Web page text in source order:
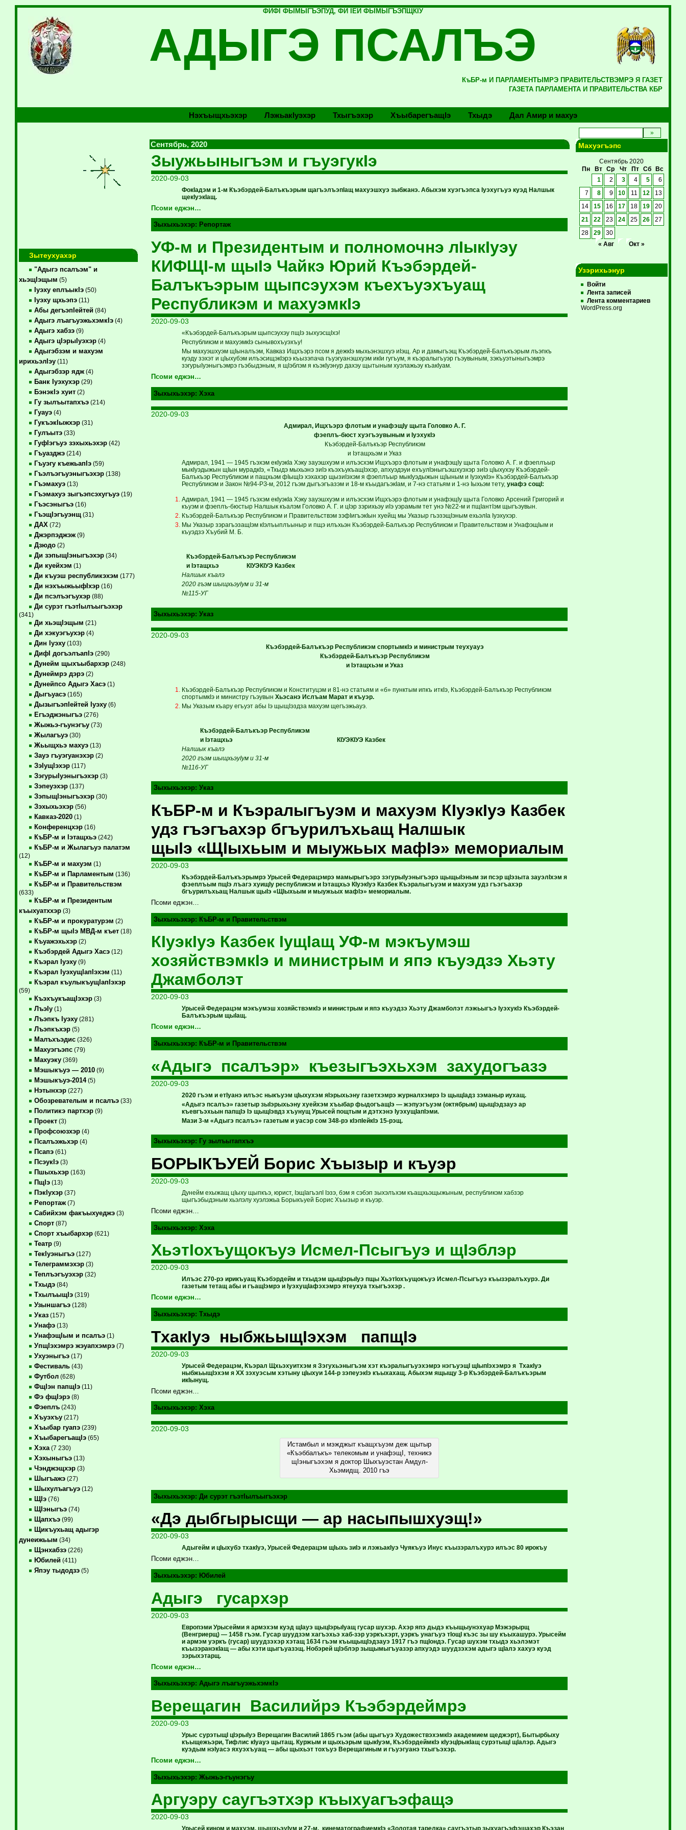
ФИФI ФЫМЫГЪЭПУД, ФИ IЕЙ ФЫМЫГЪЭПЩКIУ
АДЫГЭ ПСАЛЪЭ
КъБР-м И ПАРЛАМЕНТЫМРЭ ПРАВИТЕЛЬСТВЭМРЭ Я ГАЗЕТ
ГАЗЕТА ПАРЛАМЕНТА И ПРАВИТЕЛЬСТВА КБР
Нэхъыщхьэхэр Лэжьакlуэхэр Тхыгъэхэр Хъыбарегъащlэ Тхыдэ Дал Амир и махуэ
Зытеухуахэр
"Адыгэ псалъэм" и
хьэщIэщым (5)
Iуэху еплъыкIэ(50)
Iуэху щхьэпэ(11)
Абы дегъэпIейтей(84)
Адыгэ лъагъуэжьхэмкIэ(4)
Адыгэ хабзэ(9)
Адыгэ цIэрыIуэхэр(4)
Адыгэбзэм и махуэм
ирихьэлIэу(11)
Адыгэбзэр ядж(4)
Банк Iуэхухэр(29)
БэнэкIэ хуит(2)
Гу зылъытапхъэ(214)
Гуауэ(4)
ГукъэкIыжхэр(31)
Гулъытэ(33)
ГуфIэгъуэ зэхыхьэхэр(42)
Гъуазджэ(214)
Гъуэгу къежьапIэ(59)
Гъэлъэгъуэныгъэхэр(138)
Гъэмахуэ(13)
Гъэмахуэ зыгъэпсэхугъуэ(19)
Гъэсэныгъэ(16)
ГъэщIэгъуэнщ(31)
ДАХ (72)
Джэрпэджэж(9)
Дзюдо(2)
Ди зэпыщIэныгъэхэр(34)
Ди куейхэм (1)
Ди къуэш республикэхэм (177)
Ди нэхъыжьыфIхэр(16)
Ди псэлъэгъухэр(88)
Ди сурэт гъэтIылъыгъэхэр
(341)
Ди хьэщIэщым (21)
Ди хэкуэгъухэр(4)
Дин Iуэху(103)
ДифI догъэлъапIэ(290)
Дунейм щыхъыбархэр(248)
Дунеймрэ дэрэ(2)
Дунейпсо Адыгэ Хасэ(1)
Дыгъуасэ(165)
ДызыгъэпIейтей Iуэху(6)
Егъэджэныгъэ(276)
Жыжьэ-гъунэгъу(73)
Жылагъуэ(30)
Жьыщхьэ махуэ(13)
Зауэ гъуэгуанэхэр(2)
ЗэIущIэхэр(117)
ЗэгурыIуэныгъэхэр(3)
Зэпеуэхэр(137)
ЗэпыщIэныгъэхэр(30)
Зэхыхьэхэр(56)
Кавказ-2020(1)
Конференцхэр(16)
КъБР-м и Iэтащхьэ(242)
КъБР-м и Жылагъуэ палатэм
(12)
КъБР-м и махуэм (1)
КъБР-м и Парламентым (136)
КъБР-м и Правительствэм
(633)
КъБР-м и Президентым
къыхуатххэр(3)
КъБР-м и прокуратурэм (2)
КъБР-м щыIэ МВД-м къет(18)
Къуажэхьхэр(2)
Къэбэрдей Адыгэ Хасэ(12)
Къэрал Iуэху(9)
Къэрал IуэхущIапIэхэм (11)
Къэрал къулыкъущIапIэхэр
(59)
КъэхъукъащIэхэр(3)
ЛъэIу(1)
Лъэпкъ Iуэху(281)
Лъэпкъхэр(5)
Малъхъэдис(326)
Махуэгъэпс(79)
Махуэку(369)
Мэшыкъуэ — 2010(9)
Мэшыкъуэ-2014(5)
Нэтынхэр(227)
Обозревателым и псалъэ(33)
Политикэ партхэр(9)
Проект(3)
Профсоюзхэр(4)
Псалъэжьхэр(4)
Псапэ(61)
ПсэукIэ(3)
Пшыхьхэр(163)
ПщIэ(13)
ПэкIухэр(37)
Репортаж(7)
Сабийхэм факъыхуеджэ(3)
Спорт(87)
Спорт хъыбархэр(621)
Театр(9)
ТекIуэныгъэ(127)
Телеграммэхэр(3)
Теплъэгъуэхэр(32)
Тхыдэ(84)
ТхылъыщIэ(319)
Узыншагъэ(128)
Указ(157)
Унафэ(13)
УнафэщIым и псалъэ(1)
УпщIэхэмрэ жэуапхэмрэ(7)
Ухуэныгъэ(17)
Фестиваль(43)
Футбол(628)
ФщIэн папщIэ(11)
Фэ фщIэрэ(8)
Фэеплъ(243)
Хъуэхъу(217)
Хъыбар гуапэ(239)
ХъыбарегъащIэ(65)
Хэха(7 230)
Хэхыныгъэ(13)
Чэнджэщхэр(3)
Шыгъажэ(27)
Шыхулъагъуэ(12)
ЩIэ(76)
ЩIэныгъэ(74)
Щапхъэ(99)
Щикъухьащ адыгэр
дунеижьым (34)
Щэнхабзэ(226)
Юбилей(411)
Япэу тыдодзэ(5)
Сентябрь, 2020
Зыужьыныгъэм и гъуэгукIэ
2020-09-03
ФокIадэм и 1-м Къэбэрдей-Балъкъэрым щагъэлъэпIащ махуэшхуэ зыбжанэ. Абыхэм хуэгъэпса Iуэхугъуэ куэд Налшык
щекIуэкIащ.
Псоми еджэн…
Зыхыхьэхэр: Репортаж
УФ-м и Президентым и полномочнэ лIыкIуэу
КИФЩI-м щыIэ Чайкэ Юрий Къэбэрдей-
Балъкъэрым щыпсэухэм къехъуэхъуащ
Республикэм и махуэмкIэ
2020-09-03
«Къэбэрдей-Балъкъэрым щыпсэухэу пщIэ зыхуэсщIхэ!
Республикэм и махуэмкIэ сынывохъуэхъу!
Мы махуэшхуэм щIыналъэм, Кавказ Ищхъэрэ псом я дежкIэ мыхьэнэшхуэ иIэщ. Ар и дамыгъэщ Къэбэрдей-Балъкъэрым лъэпкъ
куэду зэхэт и цIыхубэм илъэсищэкIэрэ къызэпача гъуэгуанэшхуэм икIи гугъум, я къэралыгъуэр гъэувыным, зэкъуэтыныгъэмрэ
зэгурыIуэныгъэмрэ гъэбыдэным, я щIэблэм я къэкIуэнур дахэу щытыным хуэлажьэу къакIуам.
Псоми еджэн…
Зыхыхьэхэр: Хэха
2020-09-03
Адмирал, Ищхъэрэ флотым и унафэщIу щыта Головко А. Г.
фэеплъ-бюст хуэгъэувыным и IуэхукIэ
Къэбэрдей-Балъкъэр Республикэм
и Iэтащхьэм и Указ
Адмирал, 1941 — 1945 гъэхэм екIуэкIа Хэку зауэшхуэм и илъэсхэм Ищхъэрэ флотым и унафэщIу щыта Головко А. Г. и фэеплъыр
мыкIуэдыжын щIын мурадкIэ, «Тхыдэ мыхьэнэ зиIэ къэхъукъащIэхэр, апхуэдэуи ехъулIэныгъэшхуэхэр зиIэ цIыхухэу Къэбэрдей-
Балъкъэр Республикэм и пащхьэм фIыщIэ хэхахэр щызиIэхэм я фэеплъыр мыкIуэдыжын щIыным и IуэхукIэ» Къэбэрдей-Балъкъэр
Республикэм и Закон №94-РЗ-м, 2012 гъэм дыгъэгъазэм и 18-м къыдагъэкIам, и 7-нэ статьям и 1-нэ Iыхьэм тету, унафэ сощI:
Адмирал, 1941 — 1945 гъэхэм екIуэкIа Хэку зауэшхуэм и илъэсхэм Ищхъэрэ флотым и унафэщIу щыта Головко Арсений Григорий и
къуэм и фэеплъ-бюстыр Налшык къалэм Головко А. Г. и цIэр зэрихьэу иIэ уэрамым тет унэ №22-м и пщIантIэм щыгъэувын.
Къэбэрдей-Балъкъэр Республикэм и Правительствэм зэфIигъэкIын хуейщ мы Указыр гъэзэщIэным ехьэлIа Iуэхухэр.
Мы Указыр зэрагъэзащIэм кIэлъыплъыныр и пщэ илъхьэн Къэбэрдей-Балъкъэр Республикэм и Правительствэм и УнафэщIым и
къуэдзэ Хъубий М. Б.
Къэбэрдей-Балъкъэр Республикэм
и Iэтащхьэ КIУЭКIУЭ Казбек
Налшык къалэ
2020 гъэм шыщхьэуIум и 31-м
№115-УГ
Зыхыхьэхэр: Указ
2020-09-03
Къэбэрдей-Балъкъэр Республикэм спортымкIэ и министрым теухуауэ
Къэбэрдей-Балъкъэр Республикэм
и Iэтащхьэм и Указ
Къэбэрдей-Балъкъэр Республикэм и Конституцэм и 81-нэ статьям и «б» пунктым ипкъ иткIэ, Къэбэрдей-Балъкъэр Республикэм
спортымкIэ и министру гъэувын Хьэсанэ Ислъам Марат и къуэр.
Мы Указым къару егъуэт абы Iэ щыщIэздза махуэм щегъэжьауэ.
Къэбэрдей-Балъкъэр Республикэм
и Iэтащхьэ КIУЭКIУЭ Казбек
Налшык къалэ
2020 гъэм шыщхьэуIум и 31-м
№116-УГ
Зыхыхьэхэр: Указ
КъБР-м и Къэралыгъуэм и махуэм КIуэкIуэ Казбек
удз гъэгъахэр бгъурилъхьащ Налшык
щыIэ «ЩIыхьым и мыужьых мафIэ» мемориалым
2020-09-03
Къэбэрдей-Балъкъэрымрэ Урысей Федерацэмрэ мамырыгъэрэ зэгурыIуэныгъэрэ щыщыIэным зи псэр щIэзыта зауэлIхэм я
фэеплъым пщIэ лъагэ хуищIу республикэм и Iэтащхьэ КIуэкIуэ Казбек Къэралыгъуэм и махуэм удз гъэгъахэр
бгъурилъхьащ Налшык щыIэ «ЩIыхьым и мыужьых мафIэ» мемориалым.
Псоми еджэн…
Зыхыхьэхэр: КъБР-м и Правительствэм
КIуэкIуэ Казбек IущIащ УФ-м мэкъумэш
хозяйствэмкIэ и министрым и япэ къуэдзэ Хьэту
Джамболэт
2020-09-03
Урысей Федерацэм мэкъумэш хозяйствэмкIэ и министрым и япэ къуэдзэ Хьэту Джамболэт лэжьыгъэ IуэхукIэ Къэбэрдей-
Балъкъэрым щыIащ.
Псоми еджэн…
Зыхыхьэхэр: КъБР-м и Правительствэм
«Адыгэ псалъэр» къезыгъэхьхэм захудогъазэ
2020-09-03
2020 гъэм и етIуанэ илъэс ныкъуэм цIыхухэм яIэрыхьэну газетхэмрэ журналхэмрэ Iэ щыщIадз зэманыр иухащ.
«Адыгэ псалъэ» газетыр зыIэрыхьэну хуейхэм хъыбар фыдогъащIэ — жэпуэгъуэм (октябрым) щыщIэдзауэ ар
къевгъэхьын папщIэ Iэ щыщIэвдз хъунущ Урысей пощтым и дэтхэнэ IуэхущIапIэми.
Мази 3-м «Адыгэ псалъэ» газетым и уасэр сом 348-рэ кIэпIейкIэ 15-рэщ.
Зыхыхьэхэр: Гу зылъытапхъэ
БОРЫКЪУЕЙ Борис Хъызыр и къуэр
2020-09-03
Дунейм ехыжащ цIыху щыпкъэ, юрист, IэщIагъэлI Iэзэ, бэм я сэбэп зыхэлъхэм къащхьэщыжыным, республикэм хабзэр
щыгъэбыдэным хьэлэлу хуэлэжьа Борыкъуей Борис Хъызыр и къуэр.
Псоми еджэн…
Зыхыхьэхэр: Хэха
ХьэтIохъущокъуэ Исмел-Псыгъуэ и щIэблэр
2020-09-03
Илъэс 270-рэ ирикъуащ Къэбэрдейм и тхыдэм щыцIэрыIуэ пщы ХьэтIохъущокъуэ Исмел-Псыгъуэ къызэралъхурэ. Ди
газетым тетащ абы и гъащIэмрэ и IуэхущIафэхэмрэ ятеухуа тхыгъэхэр .
Псоми еджэн…
Зыхыхьэхэр: Тхыдэ
ТхакIуэ ныбжьыщIэхэм папщIэ
2020-09-03
Урысей Федерацэм, Къэрал Щхьэхуитхэм я Зэгухьэныгъэм хэт къэралыгъуэхэмрэ нэгъуэщI щIыпIэхэмрэ я ТхакIуэ
ныбжьыщIэхэм я ХХ зэхуэсым хэтыну цIыхуи 144-р зэпеуэкIэ къыхахащ. Абыхэм ящыщу 3-р Къэбэрдей-Балъкъэрым
икIынущ.
Псоми еджэн…
Зыхыхьэхэр: Хэха
2020-09-03
Истамбыл и мэжджыт къащхъуэм деж щытыр
«Къэббалъкъ» телекомым и унафэщI, техникэ
щIэныгъэхэм я доктор Шыхъуэстан Амдул-
Хьэмидщ. 2010 гъэ
Зыхыхьэхэр: Ди сурэт гъэтIылъыгъэхэр
«Дэ дыбгырысщи — ар насыпышхуэщ!»
2020-09-03
Адыгейм и цIыхубэ тхакIуэ, Урысей Федерацэм щIыхь зиIэ и лэжьакIуэ Чуякъуэ Инус къызэралъхурэ илъэс 80 ирокъу
Псоми еджэн…
Зыхыхьэхэр: Юбилей
Адыгэ гусархэр
2020-09-03
Европэми Урысейми я армэхэм куэд щIауэ щыцIэрыIуащ гусар шухэр. Ахэр япэ дыдэ къыщыунэхуар Мэжэрырщ
(Венгриерщ) — 1458 гъэм. Гусар шуудзэм хагъэхьэ хаб-зэр уэркъхэрт, уэркъ унагъуэ тIощI къэс зы шу къыхашурэ. Урысейм
и армэм уэркъ (гусар) шуудзэхэр хэтащ 1634 гъэм къыщыщIэдзауэ 1917 гъэ пщIондэ. Гусар шухэм тхыдэ хьэлэмэт
къызэранэкIащ — абы хэти щыгъуазэщ. Нобэрей щIэблэр зыщымыгъуазэр апхуэдэ шуудзэхэм адыгэ щIалэ хахуэ куэд
зэрыхэтарщ.
Псоми еджэн…
Зыхыхьэхэр: Адыгэ лъагъуэжьхэмкIэ
Верещагин Василийрэ Къэбэрдеймрэ
2020-09-03
Урыс сурэтыщI цIэрыIуэ Верещагин Василий 1865 гъэм (абы щыгъуэ ХудожествэхэмкIэ академием щеджэрт), Бытырбыху
къыщежьэри, Тифлис кIуауэ щытащ. Куржым и щыхьэрым щыкIуэм, КъэбэрдеймкIэ кIуэцIрыкIащ сурэтыщI щIалэр. Адыгэ
куэдым нэIуасэ яхуэхъуащ — абы щыхьэт тохъуэ Верещагиным и гъуэгуанэ тхыгъэхэр.
Псоми еджэн…
Зыхыхьэхэр: Жыжьэ-гъунэгъу
Аргуэру саугъэтхэр къыхуагъэфащэ
2020-09-03
Махуэгъэпс
Сентябрь 2020
Пн
Вт Ср Чт Пт Сб
Вс
1
2 3 4 5 6
7 8 9 10 11 12 13
14 15 16 17 18 19 20
21 22 23 24 25 26 27
28 29
30
« Авг
Окт »
Узэрихьэнур
Войти
Лента записей
Лента комментариев
WordPress.org